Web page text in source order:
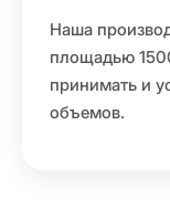
Наша
площадью
принимать и
объемов.